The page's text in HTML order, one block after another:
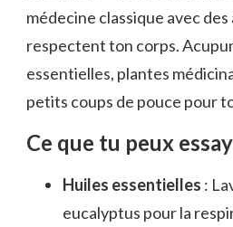
médecine classique avec
respectent ton corps.
essentielles, plantes
petits coups de pouce pour
Ce que tu peux
Huiles essentielles :
eucalyptus pour la